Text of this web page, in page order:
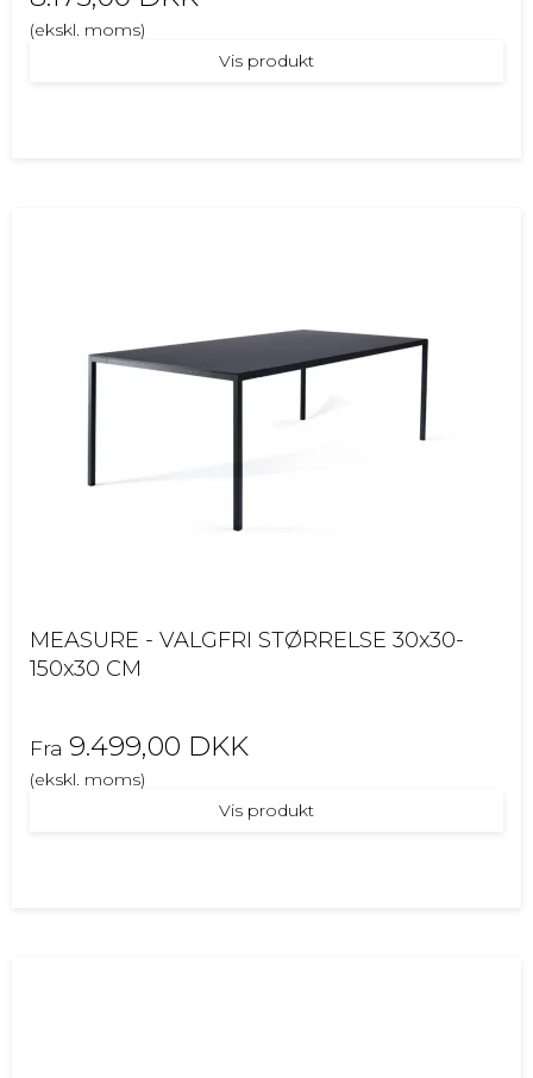
(ekskl. moms)
Vis produkt
MEASURE - VALGFRI STØRRELSE 30x30-
150x30 CM
Fra 9.499,00 DKK
(ekskl. moms)
Vis produkt